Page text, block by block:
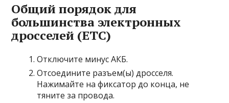
Общий порядок для
большинства электронных
дросселей (ETC)
Отключите минус АКБ.
Отсоедините разъем(ы) дросселя.
Нажимайте на фиксатор до конца, не
тяните за провода.